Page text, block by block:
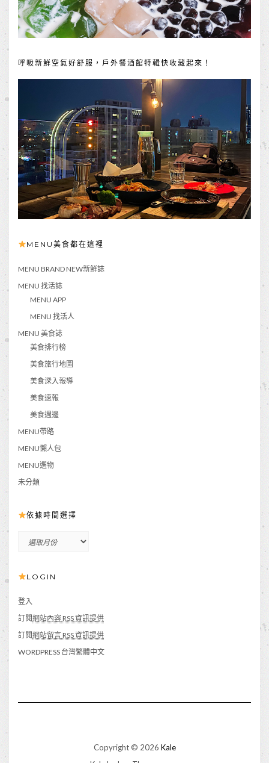
呼吸新鮮空氣好舒服，戶外餐酒館特輯快收藏起來！
MENU美食都在這裡
MENU BRAND NEW新鮮誌
MENU 找活誌
MENU APP
MENU 找活人
MENU 美食誌
美食排行榜
美食旅行地圖
美食深入報導
美食速報
美食週邊
MENU帶路
MENU懶人包
MENU選物
未分類
依據時間選擇
間
擇
LOGIN
登入
訂閱網站內容 RSS 資訊提供
訂閱網站留言 RSS 資訊提供
WORDPRESS 台灣繁體中文
Copyright © 2026 Kale